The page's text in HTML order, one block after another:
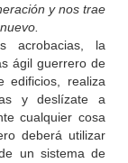
y nos trae
acrobacias, la
ágil guerrero de
edificios, realiza
y deslízate a
cualquier cosa
deberá utilizar
un sistema de